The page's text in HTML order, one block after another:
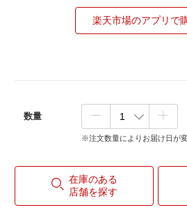
楽天市場のアプリで
数量
※注文数量によりお届け日が
在庫のある
店舗を探す